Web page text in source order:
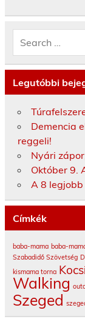
Legutóbbi
Demencia
reggeli!
Nyári
Október 9.
A 8
Címkék
baba-mama baba-
Szabadidő Szövetség
kismama torna
Walking
Szeged